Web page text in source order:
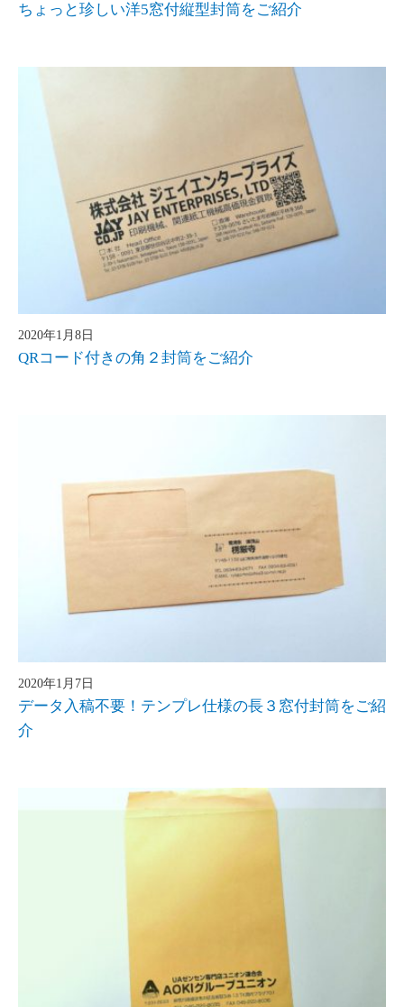
ちょっと珍しい洋5窓付縦型封筒をご紹介
2020年1月8日
QRコード付きの角２封筒をご紹介
2020年1月7日
データ入稿不要！テンプレ仕様の長３窓付封筒をご紹
介